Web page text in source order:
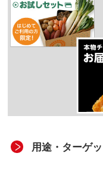
用途・ターゲ